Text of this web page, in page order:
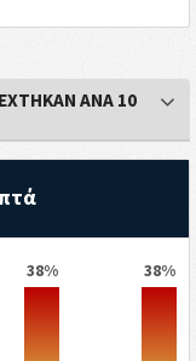
ΑΝΑ 10
38% 38%